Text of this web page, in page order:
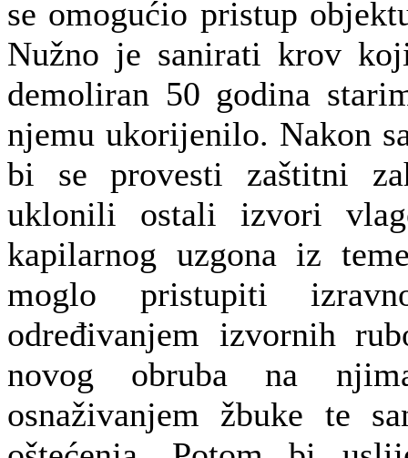
se omogućio pristup
Nužno je sanirati krov
demoliran 50 godina
njemu ukorijenilo. Nakon
bi se provesti zaštitni
uklonili ostali izvori
kapilarnog uzgona iz
moglo pristupiti
određivanjem izvornih
novog obruba na
osnaživanjem žbuke te